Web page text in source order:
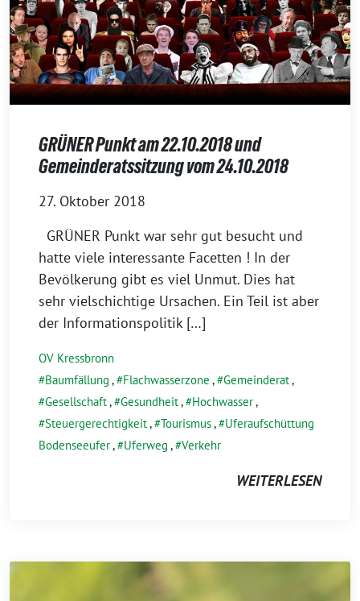
GRÜNER Punkt am 22.10.2018 und
Gemeinderatssitzung vom 24.10.2018
27. Oktober 2018
GRÜNER Punkt war sehr gut besucht und
hat­te vie­le inter­es­san­te Facetten ! In der
Bevölkerung gibt es viel Unmut. Dies hat
sehr viel­schich­ti­ge Ursachen. Ein Teil ist aber
der Informationspolitik […]
OV Kressbronn
Baumfällung , Flachwasserzone , Gemeinderat,
Gesellschaft, Gesundheit, Hochwasser,
Steuergerechtigkeit, Tourismus,
Uferaufschüttung
Bodenseeufer, Uferweg , Verkehr
WEITERLESEN